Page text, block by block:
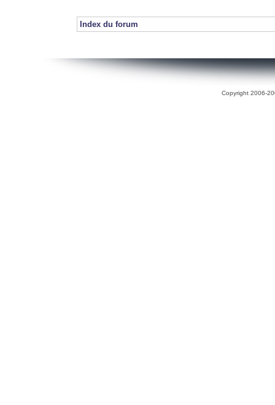
Index du forum
Copyright 2006-